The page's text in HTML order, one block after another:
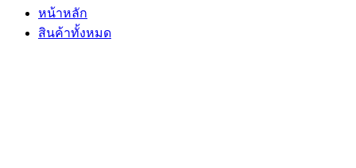
หน้าหลัก
สินค้าทั้งหมด